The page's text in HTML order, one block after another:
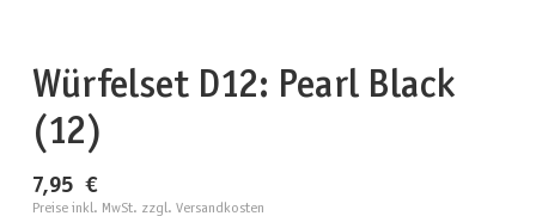
Würfelset D12: Pearl Black
(12)
7,95 €
Preise inkl. MwSt. zzgl. Versandkosten